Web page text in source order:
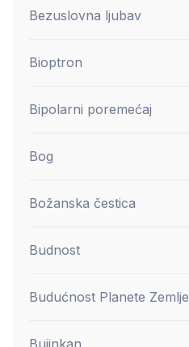
Bezuslovna ljubav
Bioptron
Bipolarni poremećaj
Bog
Božanska čestica
Budnost
Budućnost Planete Zemlje
Bujinkan